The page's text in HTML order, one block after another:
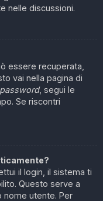
nelle discussioni.
essere recuperata,
vai nella pagina di
, segui le
Se riscontri
il login, il sistema ti
Questo serve a
nome utente. Per